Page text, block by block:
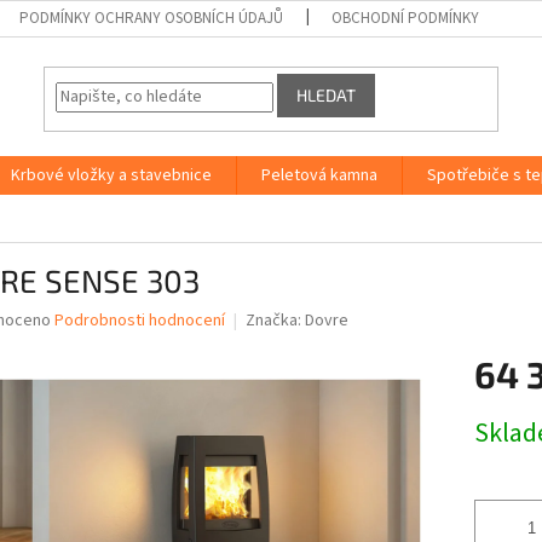
PODMÍNKY OCHRANY OSOBNÍCH ÚDAJŮ OBCHODNÍ PODMÍNKY
HLEDAT
Krbové vložky a stavebnice Peletová kamna Spotřebiče s
SENSE 303
Podrobnosti hodnocení Značka: Dovre
64
cena: